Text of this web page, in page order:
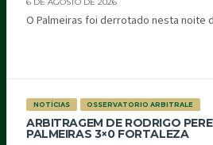
O Palmeiras foi derrotado nesta noite
NOTÍCIAS OSSERVATORIO ARBITRALE
ARBITRAGEM DE RODRIGO
PALMEIRAS 3×0 FORTALEZA